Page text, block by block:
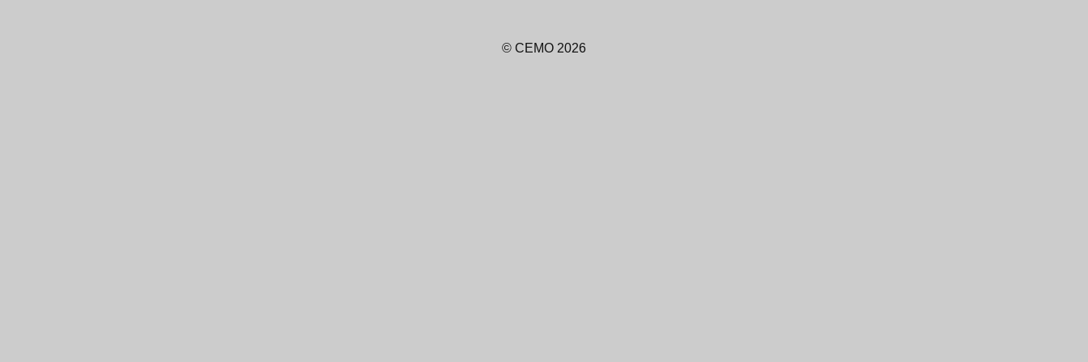
© CEMO 2026